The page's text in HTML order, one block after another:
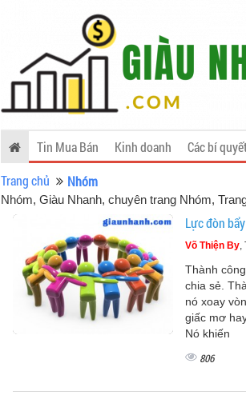
Tin Mua Bán Kinh doanh Các bí
Trang chủ
Nhóm
Nhóm, Giàu Nhanh, chuyên trang Nhóm,
Lực đòn
Võ Thiện By,
Thành
chia sẻ.
nó xoay
giấc mơ
Nó khiến
806